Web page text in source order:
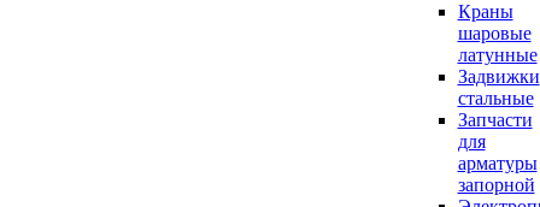
Краны
шаровые
латунные
Задвижки
стальные
Запчасти
для
арматуры
запорной